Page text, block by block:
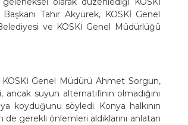
Tahir Akyürek, KOSKİ Genel
ve KOSKİ Genel Müdürlüğü
Genel Müdürü Ahmet Sorgun,
suyun alternatifinin olmadığını
koyduğunu söyledi. Konya halkının
de gerekli önlemleri aldıklarını anlatan